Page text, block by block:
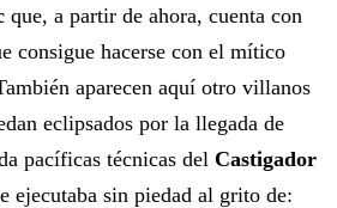
que, a partir de ahora, cuenta con
consigue hacerse con el mítico
aparecen aquí otro villanos
eclipsados por la llegada de
pacíficas técnicas del Castigador
ejecutaba sin piedad al grito de: